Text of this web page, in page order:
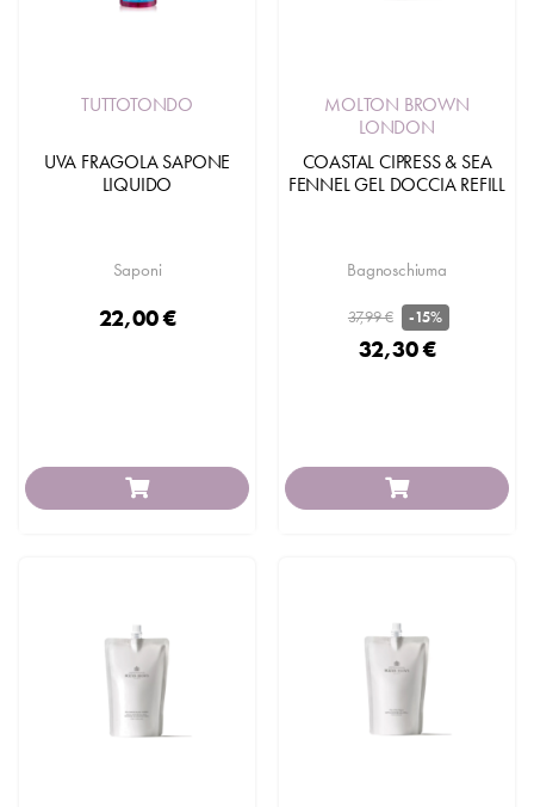
TUTTOTONDO
UVA FRAGOLA SAPONE
LIQUIDO
Saponi
22,00 €
MOLTON BROWN
LONDON
COASTAL CIPRESS & SEA
FENNEL GEL DOCCIA REFILL
Bagnoschiuma
37,99 € -15%
32,30 €